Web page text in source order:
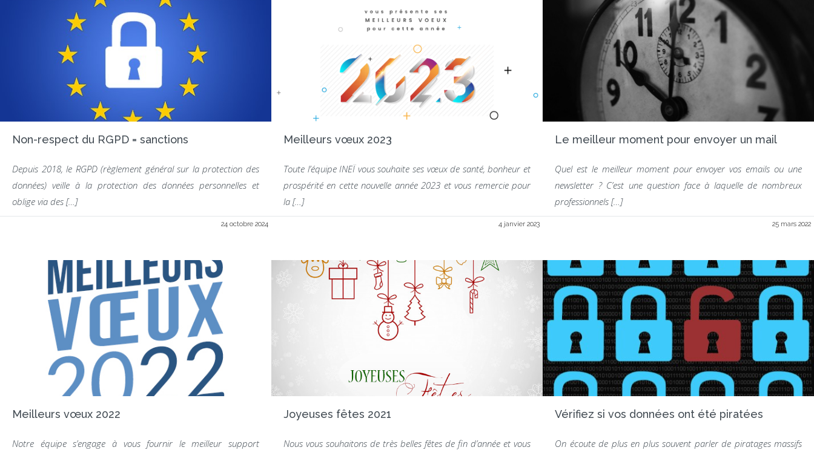
Non-respect du RGPD = sanctions
Depuis 2018, le RGPD (règlement général sur la protection des
données) veille à la protection des données personnelles et
oblige via des […]
24 octobre 2024
Meilleurs vœux 2023
Toute l’équipe INEÏ vous souhaite ses vœux de santé, bonheur et
prospérité en cette nouvelle année 2023 et vous remercie pour
la […]
4 janvier 2023
Le meilleur moment pour envoyer un mail
Quel est le meilleur moment pour envoyer vos emails ou une
newsletter ? C’est une question face à laquelle de nombreux
professionnels […]
25 mars 2022
Meilleurs vœux 2022
Notre équipe s’engage à vous fournir le meilleur support
Joyeuses fêtes 2021
Nous vous souhaitons de très belles fêtes de fin d’année et vous
Vérifiez si vos données ont été piratées
On écoute de plus en plus souvent parler de piratages massifs